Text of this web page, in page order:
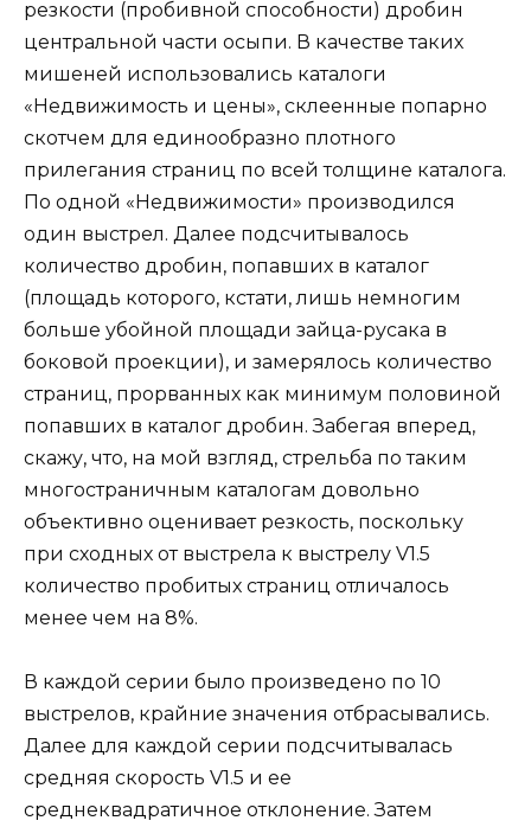
резкости (пробивной способности) дробин
центральной части осыпи. В качестве таких
мишеней использовались каталоги
«Недвижимость и цены», склеенные попарно
скотчем для единообразно плотного
прилегания страниц по всей толщине каталога.
По одной «Недвижимости» производился
один выстрел. Далее подсчитывалось
количество дробин, попавших в каталог
(площадь которого, кстати, лишь немногим
больше убойной площади зайца-русака в
боковой проекции), и замерялось количество
страниц, прорванных как минимум половиной
попавших в каталог дробин. Забегая вперед,
скажу, что, на мой взгляд, стрельба по таким
многостраничным каталогам довольно
объективно оценивает резкость, поскольку
при сходных от выстрела к выстрелу V1.5
количество пробитых страниц отличалось
менее чем на 8%.
В каждой серии было произведено по 10
выстрелов, крайние значения отбрасывались.
Далее для каждой серии подсчитывалась
средняя скорость V1.5 и ее
среднеквадратичное отклонение. Затем